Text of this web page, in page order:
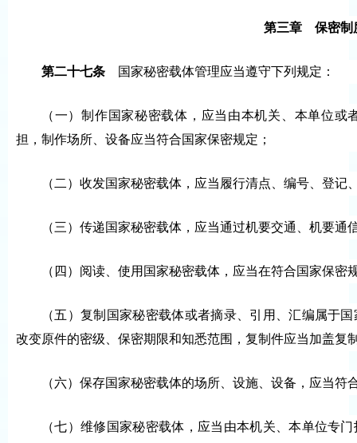
第三章 保密制
第二十七条 国家秘密载体管理应当遵守下列规定：
（一）制作国家秘密载体，应当由本机关、本单位
担，制作场所、设备应当符合国家保密规定；
（二）收发国家秘密载体，应当履行清点、编号、登记
（三）传递国家秘密载体，应当通过机要交通、机要
（四）阅读、使用国家秘密载体，应当在符合国家保密
（五）复制国家秘密载体或者摘录、引用、汇编属于
改变原件的密级、保密期限和知悉范围，复制件应当加盖复
（六）保存国家秘密载体的场所、设施、设备，应当符
（七）维修国家秘密载体，应当由本机关、本单位专